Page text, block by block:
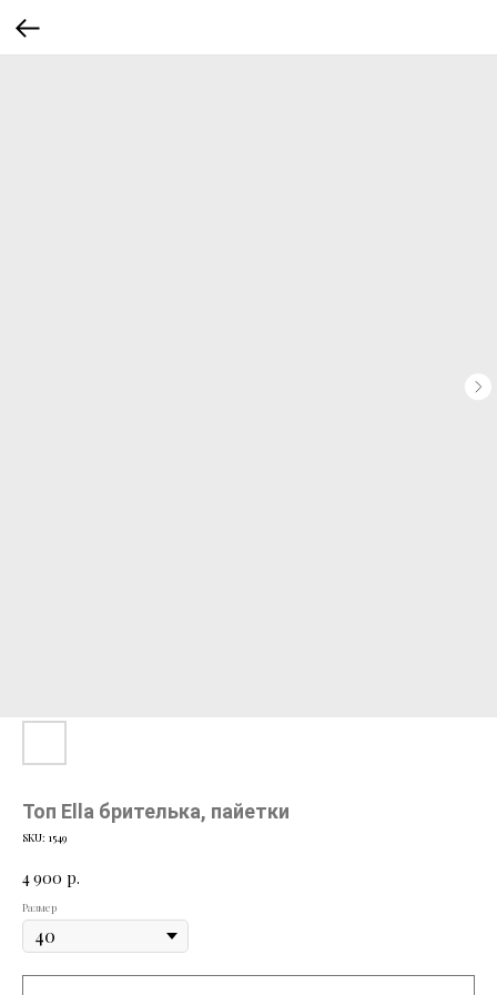
Топ Ella брителька, пайетки
SKU: 1549
4 900 р.
Размер